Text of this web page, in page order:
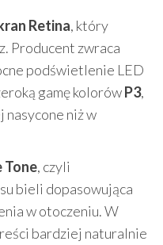
Retina, który
Producent zwraca
podświetlenie LED
gamę kolorówP3,
niż w
Tone, czyli
bieli dopasowująca
w otoczeniu. W
bardziej naturalnie